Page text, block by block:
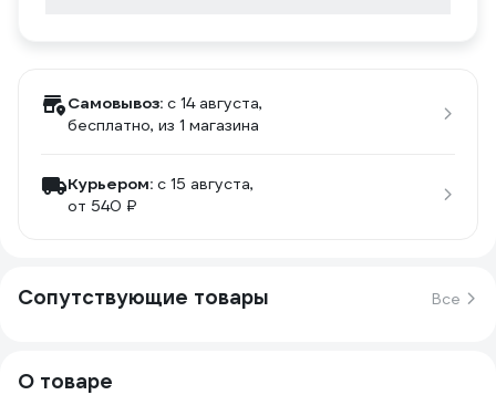
Самовывоз: c 14 августа,
бесплатно, из 1 магазина
Курьером: c 15 августа,
от 540 ₽
Сопутствующие товары Все
О товаре